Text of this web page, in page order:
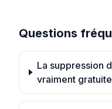
Questions
La suppression
vraiment